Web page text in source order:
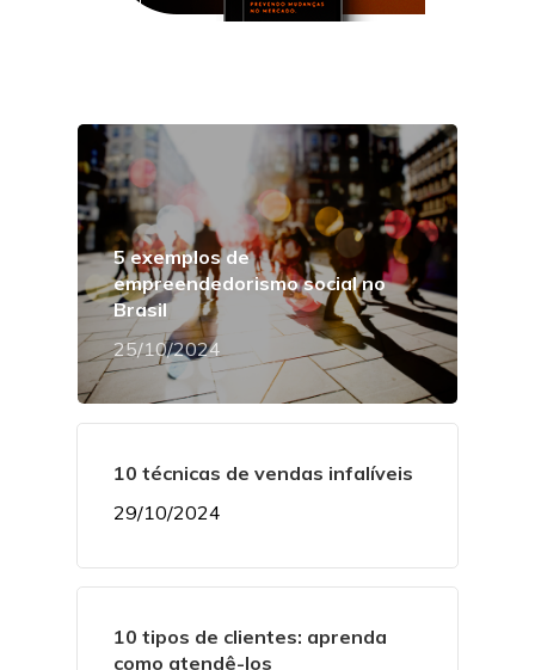
5 exemplos de
empreendedorismo social no
Brasil
25/10/2024
10 técnicas de vendas infalíveis
29/10/2024
10 tipos de clientes: aprenda
como atendê-los